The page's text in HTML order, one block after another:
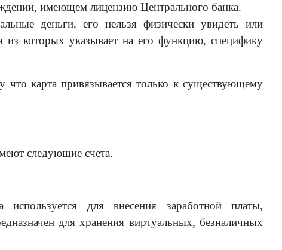
имеющем лицензию Центрального банка.
деньги, его нельзя физически увидеть или
которых указывает на его функцию, специфику
карта привязывается только к существующему
следующие счета.
для внесения заработной платы,
для хранения виртуальных, безналичных